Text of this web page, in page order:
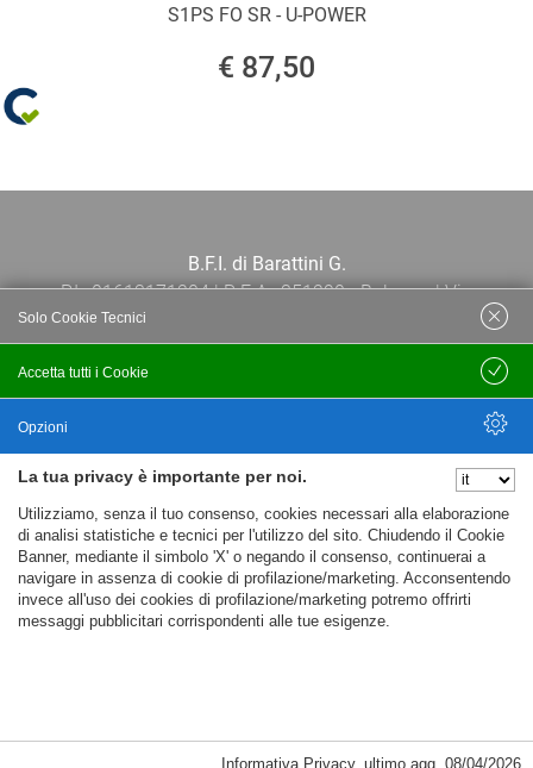
S1PS FO SR - U-POWER
€ 87,50
B.F.I. di Barattini G.
P.I.: 01613171204 | R.E.A.: 351290 - Bologna | Via
Po 13E, 40139, Bologna | Telefono: 051
444638 | Email: bfi@bfi.bo.it
Privacy policy
Cookie policy
La tua privacy è importante per noi.
Utilizziamo, senza il tuo consenso, cookies necessari alla elaborazione
di analisi statistiche e tecnici per l'utilizzo del sito. Chiudendo il Cookie
Banner, mediante il simbolo 'X' o negando il consenso, continuerai a
navigare in assenza di cookie di profilazione/marketing. Acconsentendo
invece all'uso dei cookies di profilazione/marketing potremo offrirti
messaggi pubblicitari corrispondenti alle tue esigenze.
Cookie Necessari, Tecnici di Sessione
Accetta tutti i Cookie
Solo Cookie Tecnici
Salva
Opzioni
Nascondi Opzioni
Informativa Privacy, ultimo agg. 08/04/2026